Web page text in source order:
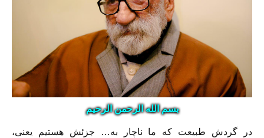
بسم الله الرحمن الرحیم
در گردش طبیعت که ما ناچار به… جزئش هستیم یعنی،